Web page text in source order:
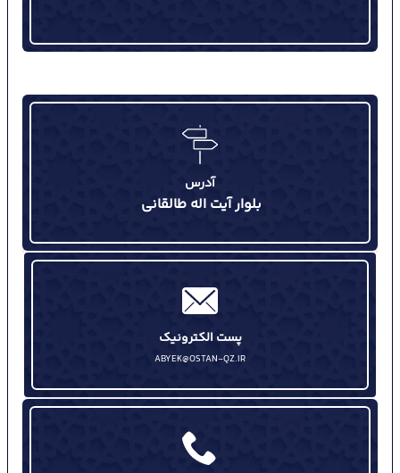
آدرس
بلوار آیت اله طالقانی
پست الکترونیک
ABYEK@OSTAN-QZ.IR